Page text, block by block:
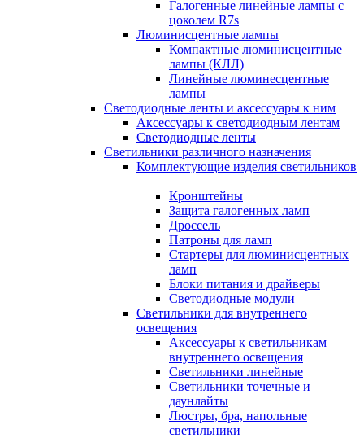
Галогенные линейные лампы с
цоколем R7s
Люминисцентные лампы
Компактные люминисцентные
лампы (КЛЛ)
Линейные люминесцентные
лампы
Светодиодные ленты и аксессуары к ним
Аксессуары к светодиодным лентам
Светодиодные ленты
Светильники различного назначения
Комплектующие изделия светильников
Кронштейны
Защита галогенных ламп
Дроссель
Патроны для ламп
Стартеры для люминисцентных
ламп
Блоки питания и драйверы
Светодиодные модули
Светильники для внутреннего
освещения
Аксессуары к светильникам
внутреннего освещения
Светильники линейные
Светильники точечные и
даунлайты
Люстры, бра, напольные
светильники